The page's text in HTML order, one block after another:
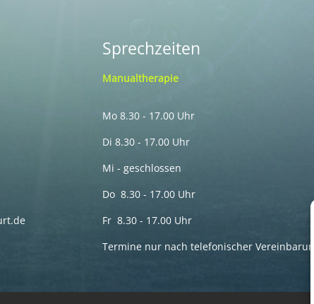
Sprechzeiten
Manualtherapie
Mo 8.30 - 17.00 Uhr
Di 8.30 - 17.00 Uhr
Mi - geschlossen
Do 8.30 - 17.00 Uhr
Fr 8.30 - 17.00 Uhr
Termine nur nach telefonischer Vereinbarung